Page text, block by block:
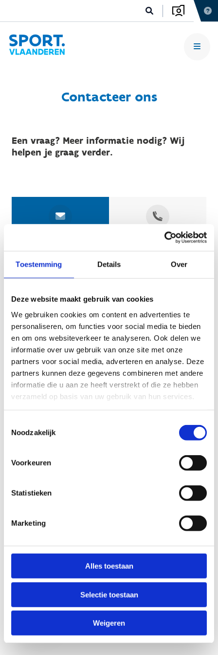
Toestemming Details Over
Deze website maakt gebruik van cookies
We gebruiken cookies om content en advertenties te
personaliseren, om functies voor social media te bieden
en om ons websiteverkeer te analyseren. Ook delen we
informatie over uw gebruik van onze site met onze
partners voor social media, adverteren en analyse. Deze
partners kunnen deze gegevens combineren met andere
informatie die u aan ze heeft verstrekt of die ze hebben
verzameld op basis van uw gebruik van hun services.
Noodzakelijk
Voorkeuren
Statistieken
Marketing
Alles toestaan
Selectie toestaan
Weigeren
Contacteer ons
Een vraag? Meer informatie nodig? Wij
helpen je graag verder.
Geef aan tot welk domein jouw vraag behoort
KIES EEN DOMEIN
Jouw vraag
Anti-Robot Verification
Click to start verification
Verzend